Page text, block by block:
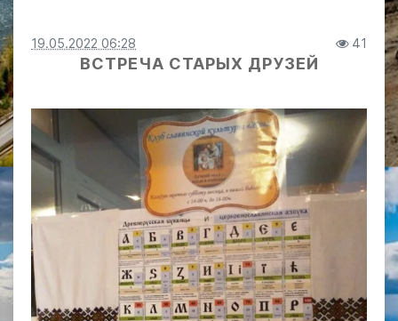
19.05.2022 06:28 41
ВСТРЕЧА СТАРЫХ ДРУЗЕЙ